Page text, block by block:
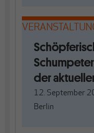
der
12. September
Berlin